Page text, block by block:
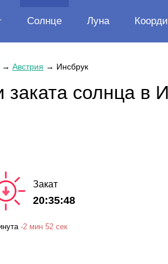
Солнце Луна
→ Австрия → Инсбрук
солнца в
Закат
20:35:48
-2 мин 52 сек